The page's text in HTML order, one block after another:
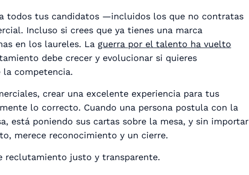
todos tus candidatos —incluidos los que no contratas
Incluso si crees que ya tienes una marca
en los laureles. La guerra por el talento ha vuelto
debe crecer y evolucionar si quieres
la competencia.
crear una excelente experiencia para tus
lo correcto. Cuando una persona postula con la
está poniendo sus cartas sobre la mesa, y sin importar
merece reconocimiento y un cierre.
reclutamiento justo y transparente.